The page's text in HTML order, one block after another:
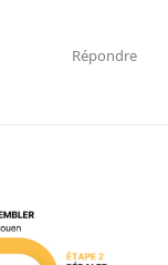
Répondre